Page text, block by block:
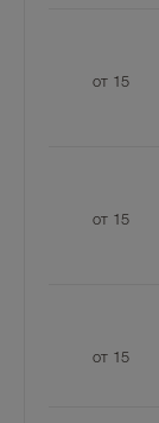
от 15
от 15
от 15